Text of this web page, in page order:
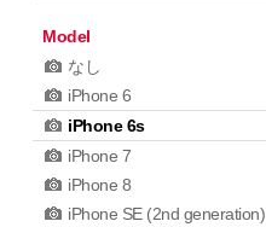
Model
なし
iPhone 6
iPhone 6s
iPhone 7
iPhone 8
iPhone SE (2nd generation)